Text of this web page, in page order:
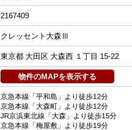
2167409
クレッセント大森Ⅲ
東京都 大田区 大森西 １丁目 15-22
物件のMAPを表示する
京急本線「平和島」より徒歩12分
京急本線「大森町」より徒歩12分
JR京浜東北線「大森」より徒歩15分
京急本線「梅屋敷」より徒歩19分